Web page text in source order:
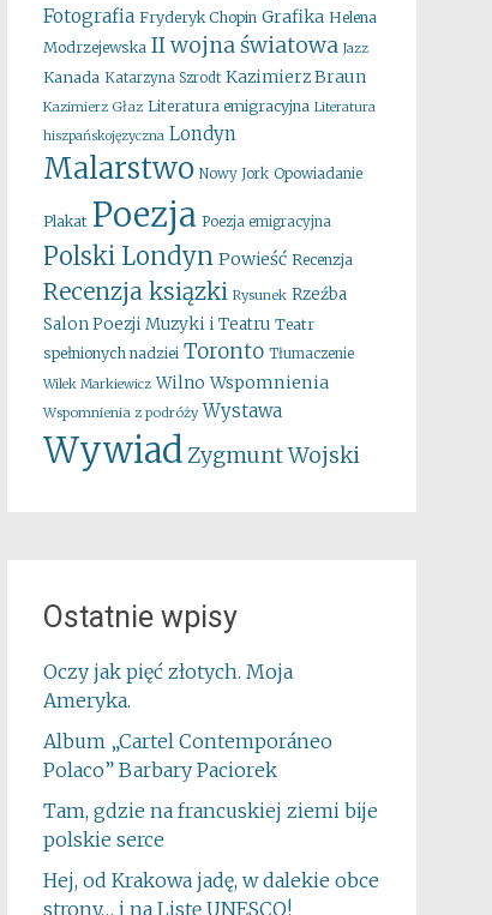
Fotografia Fryderyk Chopin Grafika Helena
Modrzejewska II wojna światowa Jazz
Kanada Katarzyna Szrodt Kazimierz Braun
Kazimierz Głaz Literatura emigracyjna Literatura
hiszpańskojęzyczna Londyn
Malarstwo Nowy Jork Opowiadanie
Plakat Poezja Poezja emigracyjna
Polski Londyn Powieść Recenzja
Recenzja ksiązki Rysunek Rzeźba
Salon Poezji Muzyki i Teatru Teatr
spełnionych nadziei Toronto Tłumaczenie
Wilek Markiewicz Wilno Wspomnienia
Wspomnienia z podróży Wystawa
WywiadZygmunt Wojski
Ostatnie wpisy
Oczy jak pięć złotych. Moja
Ameryka.
Album „Cartel Contemporáneo
Polaco” Barbary Paciorek
Tam, gdzie na francuskiej ziemi bije
polskie serce
Hej, od Krakowa jadę, w dalekie obce
strony… i na Listę UNESCO!